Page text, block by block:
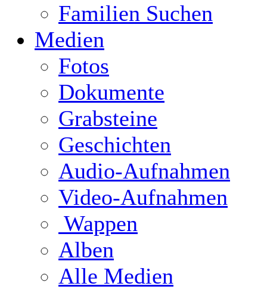
Familien Suchen
Medien
Fotos
Dokumente
Grabsteine
Geschichten
Audio-Aufnahmen
Video-Aufnahmen
Wappen
Alben
Alle Medien